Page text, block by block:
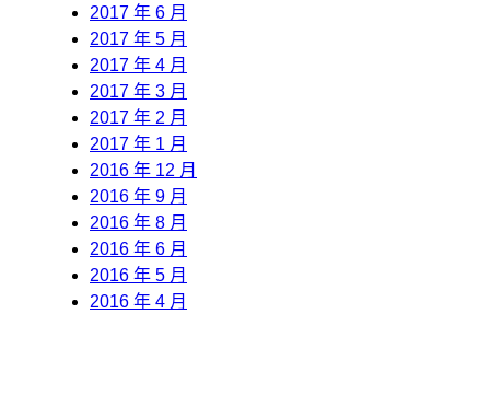
2017 年 6 月
2017 年 5 月
2017 年 4 月
2017 年 3 月
2017 年 2 月
2017 年 1 月
2016 年 12 月
2016 年 9 月
2016 年 8 月
2016 年 6 月
2016 年 5 月
2016 年 4 月